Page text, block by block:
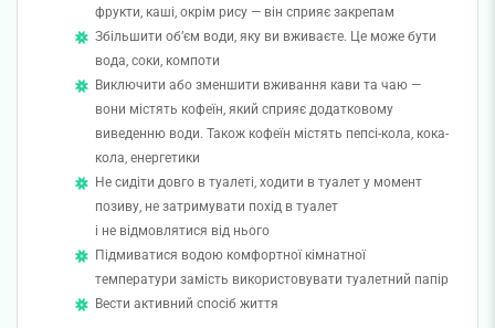
фрукти, каші, окрім рису — він сприяє закрепам
Збільшити об’єм води, яку ви вживаєте. Це може бути
вода, соки, компоти
Виключити або зменшити вживання кави та чаю —
вони містять кофеїн, який сприяє додатковому
виведенню води. Також кофеїн містять пепсі-кола, кока-
кола, енергетики
Не сидіти довго в туалеті, ходити в туалет у момент
позиву, не затримувати похід в туалет
і не відмовлятися від нього
Підмиватися водою комфортної кімнатної
температури замість використовувати туалетний папір
Вести активний спосіб життя